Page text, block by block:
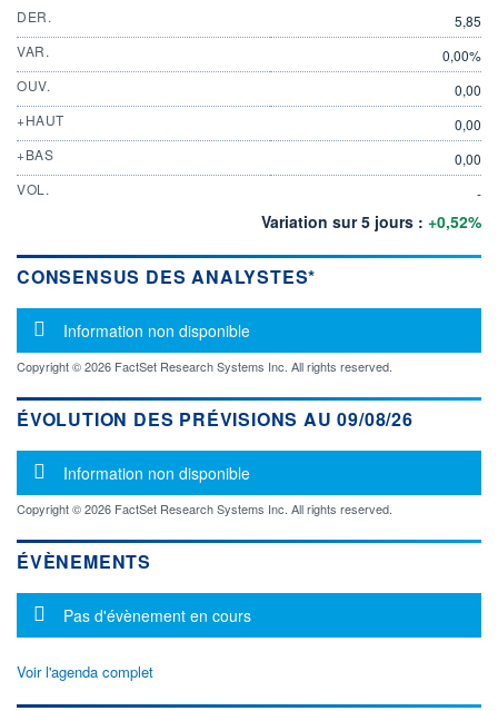
DER.
5,85
VAR.
0,00%
OUV.
0,00
+HAUT
0,00
+BAS
0,00
VOL.
-
Variation sur 5 jours : +0,52%
CONSENSUS DES ANALYSTES*
Message d'information
Information non disponible
Copyright © 2026 FactSet Research Systems Inc. All rights reserved.
ÉVOLUTION DES PRÉVISIONS AU 09/08/26
Message d'information
Information non disponible
Copyright © 2026 FactSet Research Systems Inc. All rights reserved.
ÉVÈNEMENTS
Message d'information
Pas d'évènement en cours
Voir l'agenda complet